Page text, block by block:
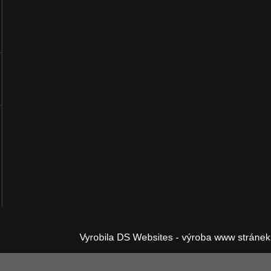
Vyrobila DS Websites - výroba www stránek